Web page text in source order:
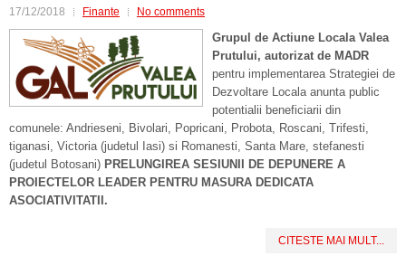
17/12/2018 Finante No comments
Grupul de Actiune Locala Valea
Prutului, autorizat de MADR
pentru implementarea Strategiei de
Dezvoltare Locala anunta public
potentialii beneficiarii din
comunele: Andrieseni, Bivolari, Popricani, Probota, Roscani, Trifesti,
tiganasi, Victoria (judetul Iasi) si Romanesti, Santa Mare, stefanesti
(judetul Botosani) PRELUNGIREA SESIUNII DE DEPUNERE A
PROIECTELOR LEADER PENTRU MASURA DEDICATA
ASOCIATIVITATII.
CITESTE MAI MULT...